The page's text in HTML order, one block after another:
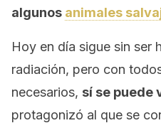
algunos animales
Hoy en día sigue sin ser
radiación, pero con
necesarios, sí se puede
protagonizó al que se